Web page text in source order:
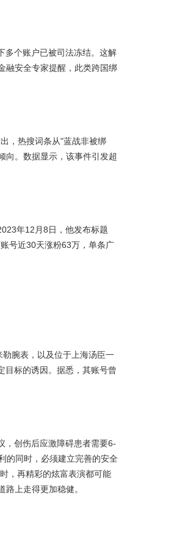
多个账户已被司法冻结。这解
融安全专家提醒，此类跨国绑
，热搜词条从"蓝战非被绑
向。数据显示，该事件引发超
年12月8日，他发布标题
号近30天涨粉63万，单条广
腕表，以及位于上海汤臣一
目标的诱因。据悉，其账号曾
，创伤后应激障碍患者需要6-
的同时，必须建立完善的安全
，再精彩的炫富表演都可能
上走得更加稳健。